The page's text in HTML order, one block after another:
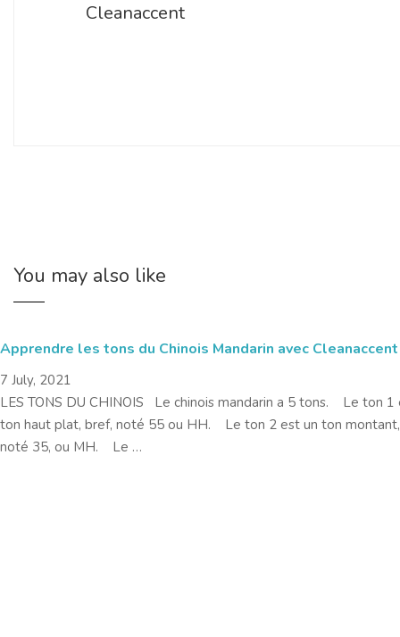
Cleanaccent
You may also like
Apprendre les tons du Chinois Mandarin avec Cleanaccent
7 July, 2021
LES TONS DU CHINOIS Le chinois mandarin a 5 tons. Le ton 1
ton haut plat, bref, noté 55 ou HH. Le ton 2 est un ton
noté 35, ou MH. Le …